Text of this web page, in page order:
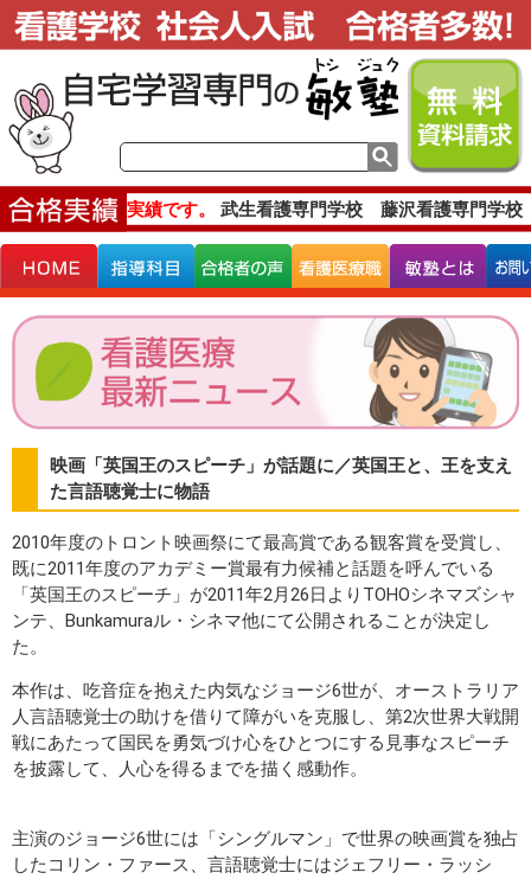
主な合格実績です。武生看護専門学校 藤沢看護専門学校
映画「英国王のスピーチ」が話題に／英国王と、王を支え
た言語聴覚士に物語
2010年度のトロント映画祭にて最高賞である観客賞を受賞し、
既に2011年度のアカデミー賞最有力候補と話題を呼んでいる
「英国王のスピーチ」が2011年2月26日よりTOHOシネマズシャ
ンテ、Bunkamuraル・シネマ他にて公開されることが決定し
た。
本作は、吃音症を抱えた内気なジョージ6世が、オーストラリア
人言語聴覚士の助けを借りて障がいを克服し、第2次世界大戦開
戦にあたって国民を勇気づけ心をひとつにする見事なスピーチ
を披露して、人心を得るまでを描く感動作。
主演のジョージ6世には「シングルマン」で世界の映画賞を独占
したコリン・ファース、言語聴覚士にはジェフリー・ラッシ